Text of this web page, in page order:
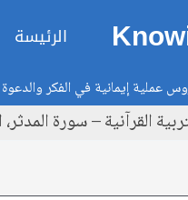
الرئيسة
عملية إيمانية في الفكر
– سورة المدثر، الآيات: 38-